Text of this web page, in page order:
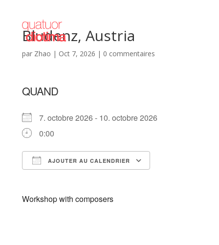
Bludenz, Austria
par Zhao | Oct 7, 2026 | 0 commentaires
QUAND
7. octobre 2026 - 10. octobre 2026
0:00
AJOUTER AU CALENDRIER
Workshop with composers